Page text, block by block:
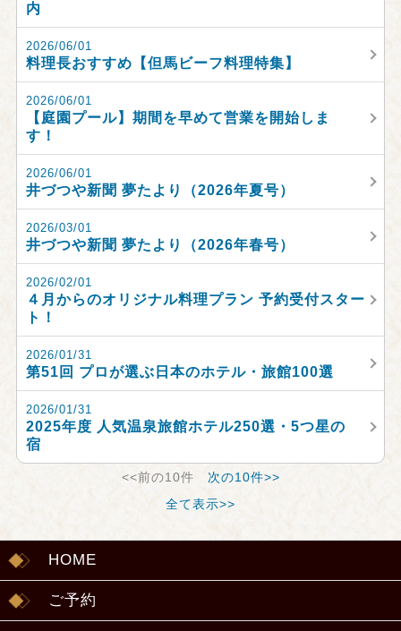
内
2026/06/01
料理長おすすめ【但馬ビーフ料理特集】
2026/06/01
【庭園プール】期間を早めて営業を開始しま
す！
2026/06/01
井づつや新聞 夢たより（2026年夏号）
2026/03/01
井づつや新聞 夢たより（2026年春号）
2026/02/01
４月からのオリジナル料理プラン 予約受付スター
ト！
2026/01/31
第51回 プロが選ぶ日本のホテル・旅館100選
2026/01/31
2025年度 人気温泉旅館ホテル250選・5つ星の
宿
<<前の10件 次の10件>>
全て表示>>
HOME
ご予約